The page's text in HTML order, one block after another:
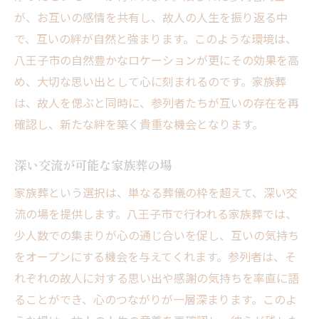
が、お互いの感情を共有し、故人の人生を振り返る中
で、互いの絆が自然と強まります。このような環境は、
八王子市の自然豊かなロケーションが更にその効果を高
め、大切な思い出として心に刻まれるのです。家族葬
は、故人を偲ぶと同時に、参列者たちが互いの存在を再
確認し、新たな絆を築く貴重な機会となります。
深い交流が可能な家族葬の場
家族葬という選択は、単なる葬儀の枠を超えて、深い交
流の場を提供します。八王子市で行われる家族葬では、
少人数での集まりが心の通じ合いを促し、互いの気持ち
をオープンにする機会を与えてくれます。参列者は、そ
れぞれの故人に対する思い出や感謝の気持ちを率直に語
ることができ、心のつながりが一層深まります。このよ